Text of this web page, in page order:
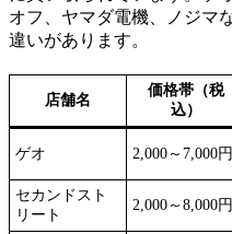
オフ、ヤマダ電機、ノジマ
違いがあります。
店舗名
価格帯（税
込）
ゲオ 2,000～7,000円
セカンドスト
リート
2,000～8,000円